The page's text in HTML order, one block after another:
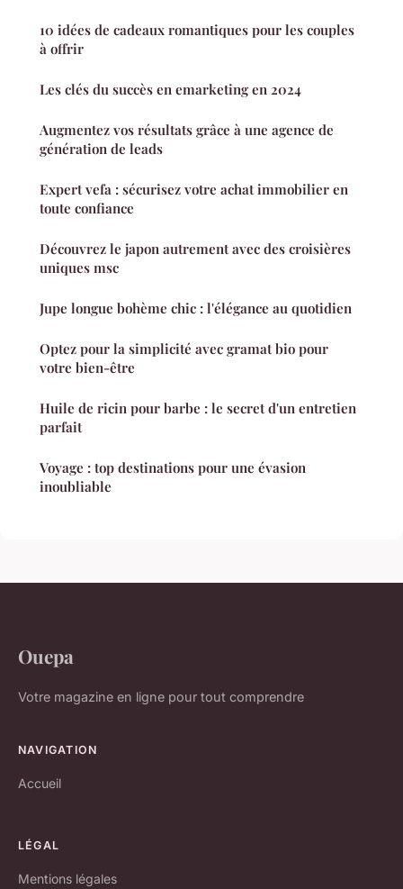
10 idées de cadeaux romantiques pour les couples
à offrir
Les clés du succès en emarketing en 2024
Augmentez vos résultats grâce à une agence de
génération de leads
Expert vefa : sécurisez votre achat immobilier en
toute confiance
Découvrez le japon autrement avec des croisières
uniques msc
Jupe longue bohème chic : l'élégance au quotidien
Optez pour la simplicité avec gramat bio pour
votre bien-être
Huile de ricin pour barbe : le secret d'un entretien
parfait
Voyage : top destinations pour une évasion
inoubliable
Ouepa
Votre magazine en ligne pour tout comprendre
NAVIGATION
Accueil
LÉGAL
Mentions légales